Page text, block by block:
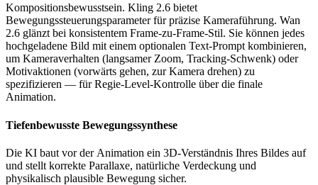
Kompositionsbewusstsein. Kling 2.6 bietet
Bewegungssteuerungsparameter für präzise Kameraführung. Wan
2.6 glänzt bei konsistentem Frame-zu-Frame-Stil. Sie können jedes
hochgeladene Bild mit einem optionalen Text-Prompt kombinieren,
um Kameraverhalten (langsamer Zoom, Tracking-Schwenk) oder
Motivaktionen (vorwärts gehen, zur Kamera drehen) zu
spezifizieren — für Regie-Level-Kontrolle über die finale
Animation.
Tiefenbewusste Bewegungssynthese
Die KI baut vor der Animation ein 3D-Verständnis Ihres Bildes auf
und stellt korrekte Parallaxe, natürliche Verdeckung und
physikalisch plausible Bewegung sicher.